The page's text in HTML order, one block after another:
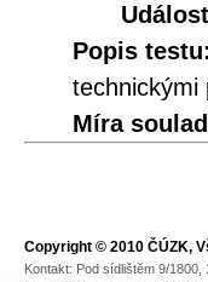
Popis testu:
technickými
Míra
Copyright © 2010 ČÚZK,
Kontakt: Pod sídlištěm 9/1800,